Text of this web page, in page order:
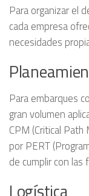
Para organizar el
cada empresa
necesidades
Para embarques
gran volumen
CPM (Critical
por PERT
de cumplir con las
Logística